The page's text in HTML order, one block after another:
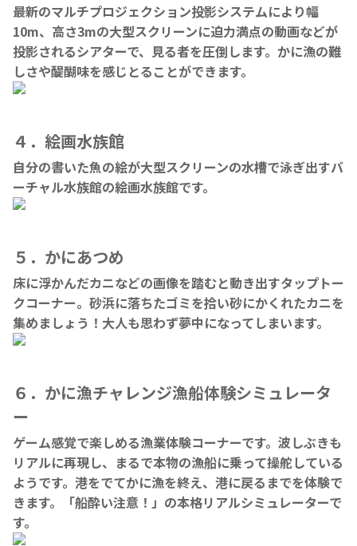
最新のマルチプロジェクション投影システムにより幅
10m、高さ3mの大型スクリーンに迫力満点の動画などが
投影されるシアターで、見る者を圧倒します。かに漁の難
しさや醍醐味を感じとることができます。
４．絵画水族館
自分の書いた魚の絵が大型スクリーンの水槽で泳ぎ出すバ
ーチャル水族館の絵画水族館です。
５．かにあつめ
床に浮かんだカニなどの画像を踏むと動き出すタップトー
クコーナー。砂浜に落ちたゴミを拾い砂にかくれたカニを
集めましょう！大人も思わず夢中になってしまいます。
６．かに漁チャレンジ漁船体験シミュレータ
ー
ゲーム感覚で楽しめる漁業体験コーナーです。波しぶきも
リアルに再現し、まるで本物の漁船に乗って操舵している
ようです。港をでてかに漁を終え、港に戻るまでを体験で
きます。「船酔い注意！」の本格リアルシミュレーターで
す。